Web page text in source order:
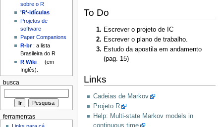
To Do
Escrever o projeto de IC
Escrever o plano de trabalho.
Estudo da apostila em andamento
(pag. 15)
Links
Cadeias de Markov
Projeto R
Help: Multi-state Markov models in
continuous time
sobre o R
'R'-idículas
Projetos de
software
Paper Companions
R-br: a lista
Brasileira do R
R Wiki
(em
Inglês).
busca
ferramentas